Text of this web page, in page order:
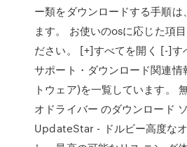
ー類をダウンロードする手順は
ます。 お使いのosに応じた項
ださい。 [+]すべてを開く [-]す
サポート・ダウンロード関連情
トウェア)を一覧しています。
オドライバー のダウンロード
UpdateStar - ドルビー高度な